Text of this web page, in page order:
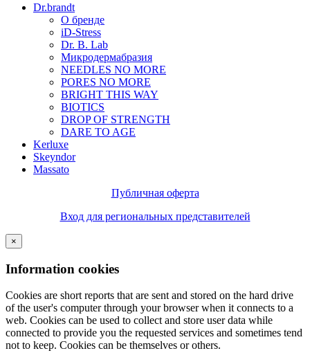
Dr.brandt
О бренде
iD-Stress
Dr. B. Lab
Микродермабразия
NEEDLES NO MORE
PORES NO MORE
BRIGHT THIS WAY
BIOTICS
DROP OF STRENGTH
DARE TO AGE
Kerluxe
Skeyndor
Massato
Публичная оферта
Вход для региональных представителей
×
Information cookies
Cookies are short reports that are sent and stored on the hard drive
of the user's computer through your browser when it connects to a
web. Cookies can be used to collect and store user data while
connected to provide you the requested services and sometimes tend
not to keep. Cookies can be themselves or others.